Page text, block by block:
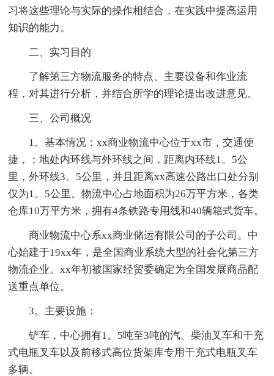
习将这些理论与实际的操作相结合，在实践中提高运用
知识的能力。
二、实习目的
了解第三方物流服务的特点、主要设备和作业流
程，对其进行分析，并结合所学的理论提出改进意见。
三、公司概况
1。基本情况：xx商业物流中心位于xx市，交通便
捷，；地处内环线与外环线之间，距离内环线1。5公
里，外环线3。5公里，并且距离xx高速公路出口处分别
仅为1。5公里。物流中心占地面积为26万平方米，各类
仓库10万平方米，拥有4条铁路专用线和40辆箱式货车。
商业物流中心系xx商业储运有限公司的子公司。中
心始建于19xx年，是全国商业系统大型的社会化第三方
物流企业。xx年初被国家经贸委确定为全国发展商品配
送重点单位。
3。主要设施：
铲车，中心拥有1。5吨至3吨的汽、柴油叉车和干充
式电瓶叉车以及前移式高位货架库专用干充式电瓶叉车
多辆。